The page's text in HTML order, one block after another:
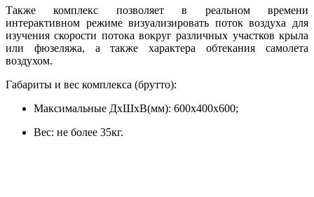
Также комплекс позволяет в реальном времени
интерактивном режиме визуализировать поток воздуха для
изучения скорости потока вокруг различных участков крыла
или фюзеляжа, а также характера обтекания самолета
воздухом.
Габариты и вес комплекса (брутто):
Максимальные ДхШхВ(мм): 600x400x600;
Вес: не более 35кг.